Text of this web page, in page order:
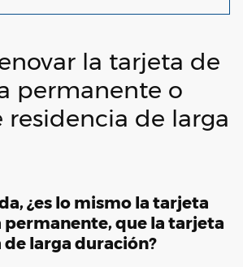
la tarjeta de
permanente o
residencia de larga
¿es lo mismo la tarjeta
permanente, que la tarjeta
larga duración?